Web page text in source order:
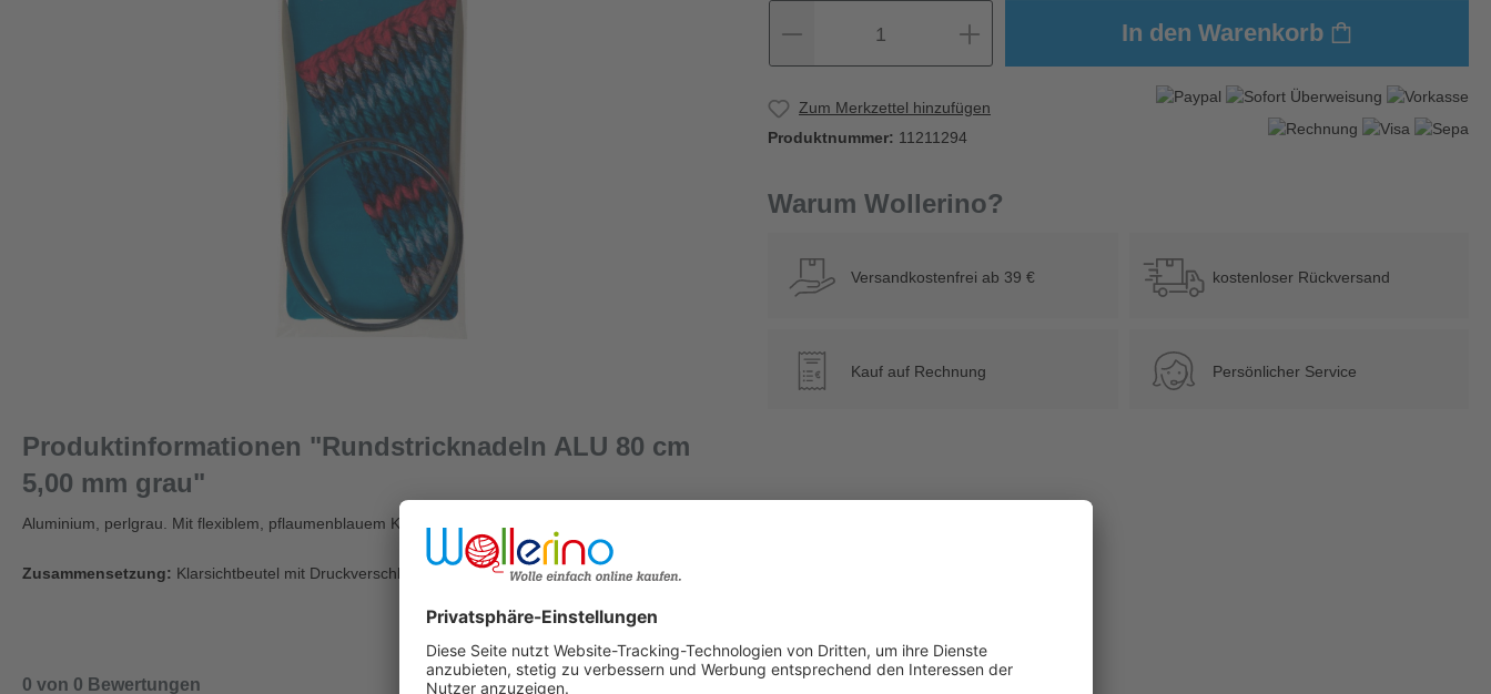
Produktinformationen "Rundstricknadeln ALU 80 cm
5,00 mm grau"
Aluminium, perlgrau. Mit flexiblem, pflaumenblauem Kunststoffseil.
Zusammensetzung: Klarsichtbeutel mit Druckverschluß à 1 Stück
1 In den Warenkorb
Zum Merkzettel hinzufügen
Produktnummer: 11211294
Warum Wollerino?
Versandkostenfrei ab 39 € kostenloser Rückversand
€ Kauf auf Rechnung Persönlicher Service
0 von 0 Bewertungen Bewertungen nur in der aktuellen Sprache anzeigen.